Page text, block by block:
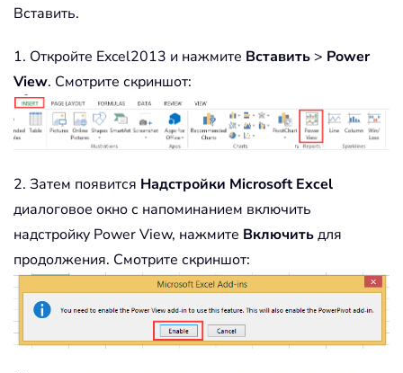
Вставить.
1. Откройте Excel2013 и нажмите Вставить > Power
View. Смотрите скриншот:
2. Затем появится Надстройки Microsoft Excel
диалоговое окно с напоминанием включить
надстройку Power View, нажмите Включитьдля
продолжения. Смотрите скриншот: